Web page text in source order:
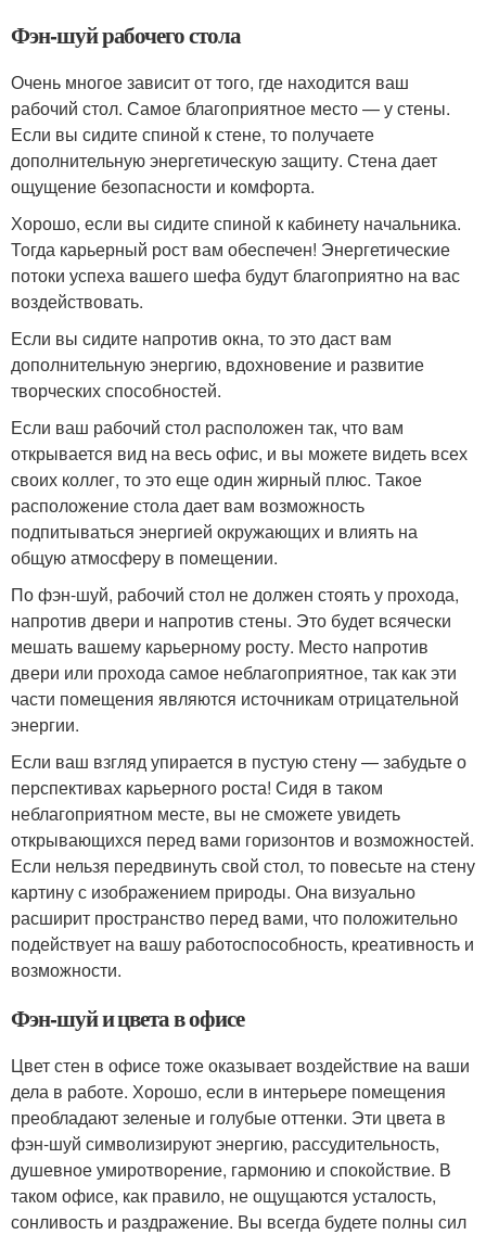
Фэн-шуй рабочего стола
Очень многое зависит от того, где находится ваш
рабочий стол. Самое благоприятное место — у стены.
Если вы сидите спиной к стене, то получаете
дополнительную энергетическую защиту. Стена дает
ощущение безопасности и комфорта.
Хорошо, если вы сидите спиной к кабинету начальника.
Тогда карьерный рост вам обеспечен! Энергетические
потоки успеха вашего шефа будут благоприятно на вас
воздействовать.
Если вы сидите напротив окна, то это даст вам
дополнительную энергию, вдохновение и развитие
творческих способностей.
Если ваш рабочий стол расположен так, что вам
открывается вид на весь офис, и вы можете видеть всех
своих коллег, то это еще один жирный плюс. Такое
расположение стола дает вам возможность
подпитываться энергией окружающих и влиять на
общую атмосферу в помещении.
По фэн-шуй, рабочий стол не должен стоять у прохода,
напротив двери и напротив стены. Это будет всячески
мешать вашему карьерному росту. Место напротив
двери или прохода самое неблагоприятное, так как эти
части помещения являются источникам отрицательной
энергии.
Если ваш взгляд упирается в пустую стену — забудьте о
перспективах карьерного роста! Сидя в таком
неблагоприятном месте, вы не сможете увидеть
открывающихся перед вами горизонтов и возможностей.
Если нельзя передвинуть свой стол, то повесьте на стену
картину с изображением природы. Она визуально
расширит пространство перед вами, что положительно
подействует на вашу работоспособность, креативность и
возможности.
Фэн-шуй и цвета в офисе
Цвет стен в офисе тоже оказывает воздействие на ваши
дела в работе. Хорошо, если в интерьере помещения
преобладают зеленые и голубые оттенки. Эти цвета в
фэн-шуй символизируют энергию, рассудительность,
душевное умиротворение, гармонию и спокойствие. В
таком офисе, как правило, не ощущаются усталость,
сонливость и раздражение. Вы всегда будете полны сил